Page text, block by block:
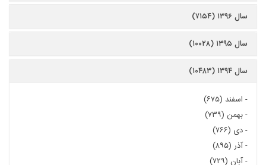
سال ۱۳۹۶ (۷۱۵۴)
سال ۱۳۹۵ (۱۰۰۲۸)
سال ۱۳۹۴ (۱۰۴۸۳)
- اسفند (۶۷۵)
-بهمن (۷۳۹)
-دی (۷۶۶)
-آذر (۸۹۵)
-آبان (۷۲۹)